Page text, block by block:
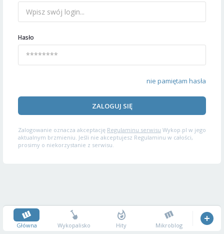
Hasło
nie pamiętam hasła
ZALOGUJ SIĘ
Zalogowanie oznacza akceptację Regulaminu serwisu Wykop.pl w jego
aktualnym brzmieniu. Jeśli nie akceptujesz Regulaminu w całości,
prosimy o niekorzystanie z serwisu.
Główna Wykopalisko Hity Mikroblog